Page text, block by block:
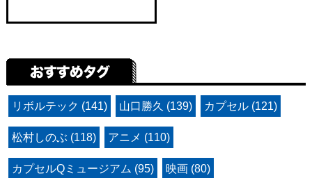
リボルテック (141) 山口勝久 (139) カプセル (121)
松村しのぶ (118) アニメ (110)
カプセルQミュージアム (95) 映画 (80)